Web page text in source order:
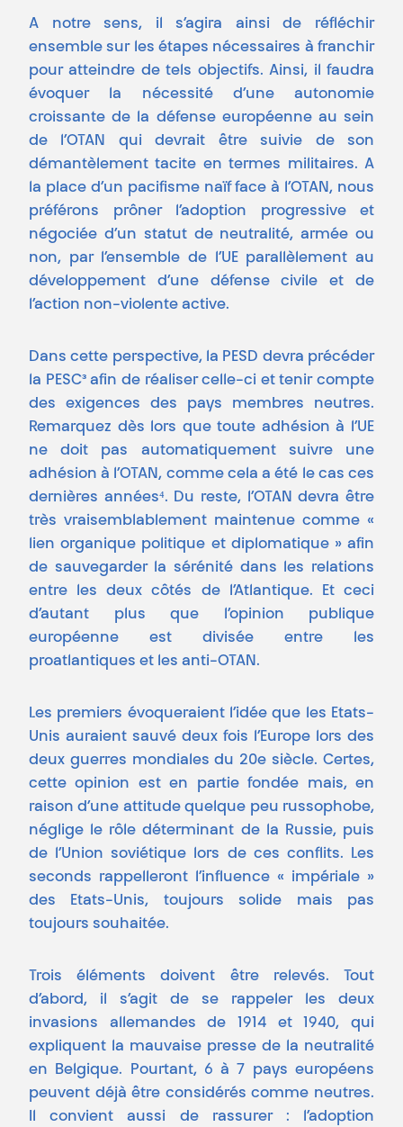
A notre sens, il s’agira ainsi de réfléchir
ensemble sur les étapes nécessaires à franchir
pour atteindre de tels objectifs. Ainsi, il faudra
évoquer la nécessité d’une autonomie
croissante de la défense européenne au sein
de l’OTAN qui devrait être suivie de son
démantèlement tacite en termes militaires. A
la place d’un pacifisme naïf face à l’OTAN, nous
préférons prôner l’adoption progressive et
négociée d’un statut de neutralité, armée ou
non, par l’ensemble de l’UE parallèlement au
développement d’une défense civile et de
l’action non-violente active.
Dans cette perspective, la PESD devra précéder
la PESC³ afin de réaliser celle-ci et tenir compte
des exigences des pays membres neutres.
Remarquez dès lors que toute adhésion à l’UE
ne doit pas automatiquement suivre une
adhésion à l’OTAN, comme cela a été le cas ces
dernières années⁴. Du reste, l’OTAN devra être
très vraisemblablement maintenue comme «
lien organique politique et diplomatique » afin
de sauvegarder la sérénité dans les relations
entre les deux côtés de l’Atlantique. Et ceci
d’autant plus que l’opinion publique
européenne est divisée entre les
proatlantiques et les anti-OTAN.
Les premiers évoqueraient l’idée que les Etats-
Unis auraient sauvé deux fois l’Europe lors des
deux guerres mondiales du 20e siècle. Certes,
cette opinion est en partie fondée mais, en
raison d’une attitude quelque peu russophobe,
néglige le rôle déterminant de la Russie, puis
de l’Union soviétique lors de ces conflits. Les
seconds rappelleront l’influence « impériale »
des Etats-Unis, toujours solide mais pas
toujours souhaitée.
Trois éléments doivent être relevés. Tout
d’abord, il s’agit de se rappeler les deux
invasions allemandes de 1914 et 1940, qui
expliquent la mauvaise presse de la neutralité
en Belgique. Pourtant, 6 à 7 pays européens
peuvent déjà être considérés comme neutres.
Il convient aussi de rassurer : l’adoption